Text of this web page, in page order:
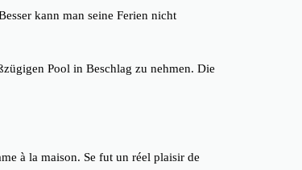
kann man seine Ferien nicht
Pool in Beschlag zu nehmen. Die
à la maison. Se fut un réel plaisir de